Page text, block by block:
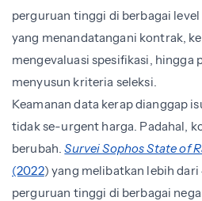
perguruan tinggi di berbagai
yang menandatangani kontrak,
mengevaluasi spesifikasi, hingga
menyusun kriteria seleksi.
Keamanan data kerap dianggap
tidak se-urgent harga. Padahal,
berubah.Survei Sophos State of
(2022) yang melibatkan lebih
perguruan tinggi di berbagai